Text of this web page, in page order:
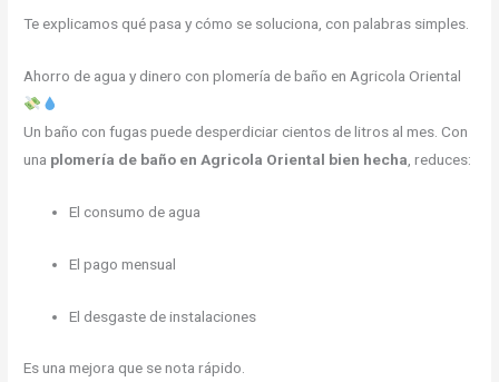
Te explicamos qué pasa y cómo se soluciona, con palabras simples.
Ahorro de agua y dinero con plomería de baño en Agricola Oriental
Un baño con fugas puede desperdiciar cientos de litros al mes. Con
una plomería de baño en Agricola Oriental bien hecha , reduces:
El consumo de agua
El pago mensual
El desgaste de instalaciones
Es una mejora que se nota rápido.